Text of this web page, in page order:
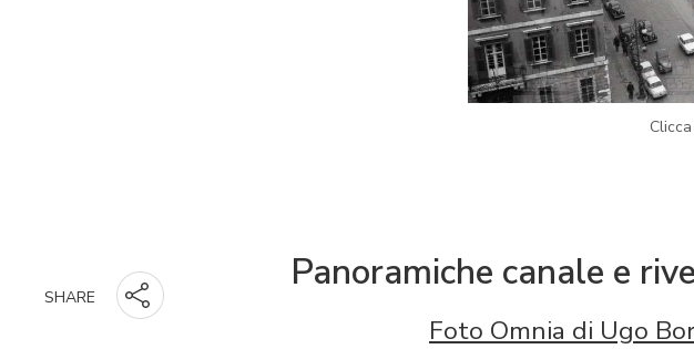
SHARE
Panoramiche canale e
Foto Omnia di Ugo